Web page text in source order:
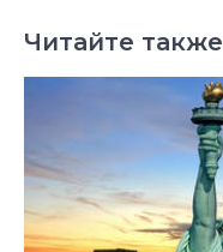
Читайте также